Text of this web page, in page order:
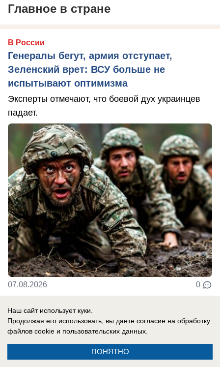
Главное в стране
В России
Генералы бегут, армия отступает,
Зеленский врет: ВСУ больше не
испытывают оптимизма
Эксперты отмечают, что боевой дух украинцев
падает.
07.08.2026 0
В России
СВО новости: украинцы платят за
«похищения» с учений, Трамп отказал
Украине в ракетах Patriot, боевики ВСУ
Наш сайт использует куки.
Продолжая его использовать, вы даете согласие на обработку
файлов cookie и пользовательских данных.
ПОНЯТНО